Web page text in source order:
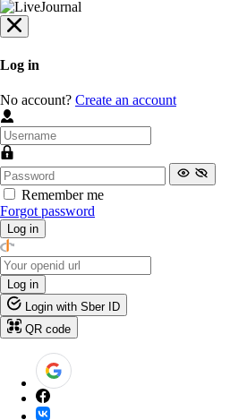
Log in
No account? Create an account
Remember me
Forgot password
Log in
Log in
Login with Sber ID
QR code